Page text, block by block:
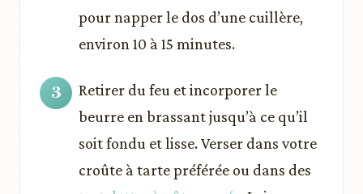
pour napper le dos d’une cuillère,
environ 10 à 15 minutes.
Retirer du feu et incorporer le
beurre en brassant jusqu’à ce qu’il
soit fondu et lisse. Verser dans votre
croûte à tarte préférée ou dans des